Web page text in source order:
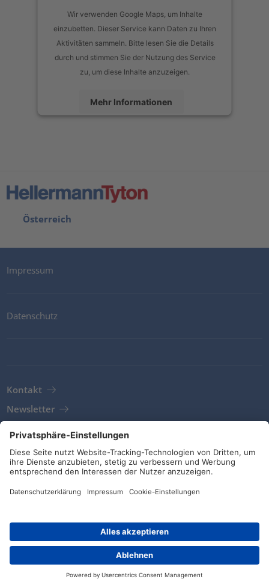
Wir verwenden Google Maps, um Inhalte
einzubetten. Dieser Service kann Daten zu Ihren
Aktivitäten sammeln. Bitte lesen Sie die Details
durch und stimmen Sie der Nutzung des Service
zu, um diese Inhalte anzuzeigen.
Mehr Informationen
Österreich
Impressum
Datenschutz
Kontakt
Newsletter
AGB
Richtlinien und Bekenntnisse
Soziale Medien
© HellermannTyton 2026 (v4.312.3) |
|
Händlersuche Kontakt